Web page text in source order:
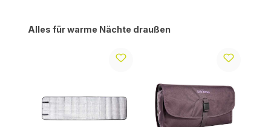
Produktgalerie überspringen
Alles für warme Nächte draußen